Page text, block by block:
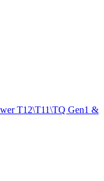
T12\Т11\TQ Gen1 &